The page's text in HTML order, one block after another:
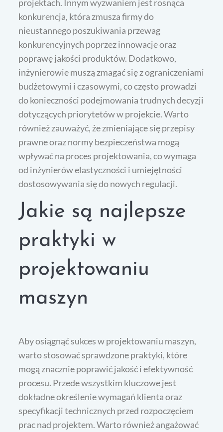
projektach. Innym wyzwaniem jest rosnąca
konkurencja, która zmusza firmy do
nieustannego poszukiwania przewag
konkurencyjnych poprzez innowacje oraz
poprawę jakości produktów. Dodatkowo,
inżynierowie muszą zmagać się z ograniczeniami
budżetowymi i czasowymi, co często prowadzi
do konieczności podejmowania trudnych decyzji
dotyczących priorytetów w projekcie. Warto
również zauważyć, że zmieniające się przepisy
prawne oraz normy bezpieczeństwa mogą
wpływać na proces projektowania, co wymaga
od inżynierów elastyczności i umiejętności
dostosowywania się do nowych regulacji.
Jakie są najlepsze
praktyki w
projektowaniu
maszyn
Aby osiągnąć sukces w projektowaniu maszyn,
warto stosować sprawdzone praktyki, które
mogą znacznie poprawić jakość i efektywność
procesu. Przede wszystkim kluczowe jest
dokładne określenie wymagań klienta oraz
specyfikacji technicznych przed rozpoczęciem
prac nad projektem. Warto również angażować